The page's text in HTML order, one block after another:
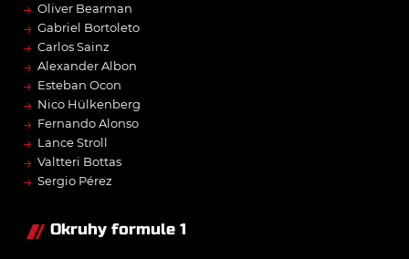
→ Oliver Bearman
→ Gabriel Bortoleto
→ Carlos Sainz
→ Alexander Albon
→ Esteban Ocon
→ Nico Hülkenberg
→ Fernando Alonso
→ Lance Stroll
→ Valtteri Bottas
→ Sergio Pérez
Okruhy formule 1